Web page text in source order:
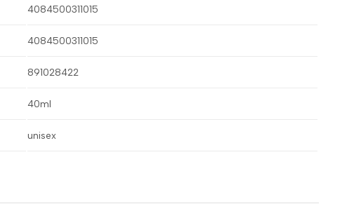
4084500311015
4084500311015
891028422
40ml
unisex